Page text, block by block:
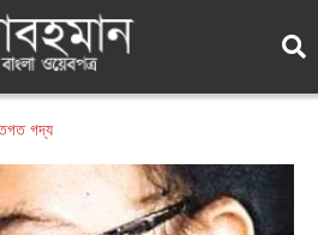
গদ্য